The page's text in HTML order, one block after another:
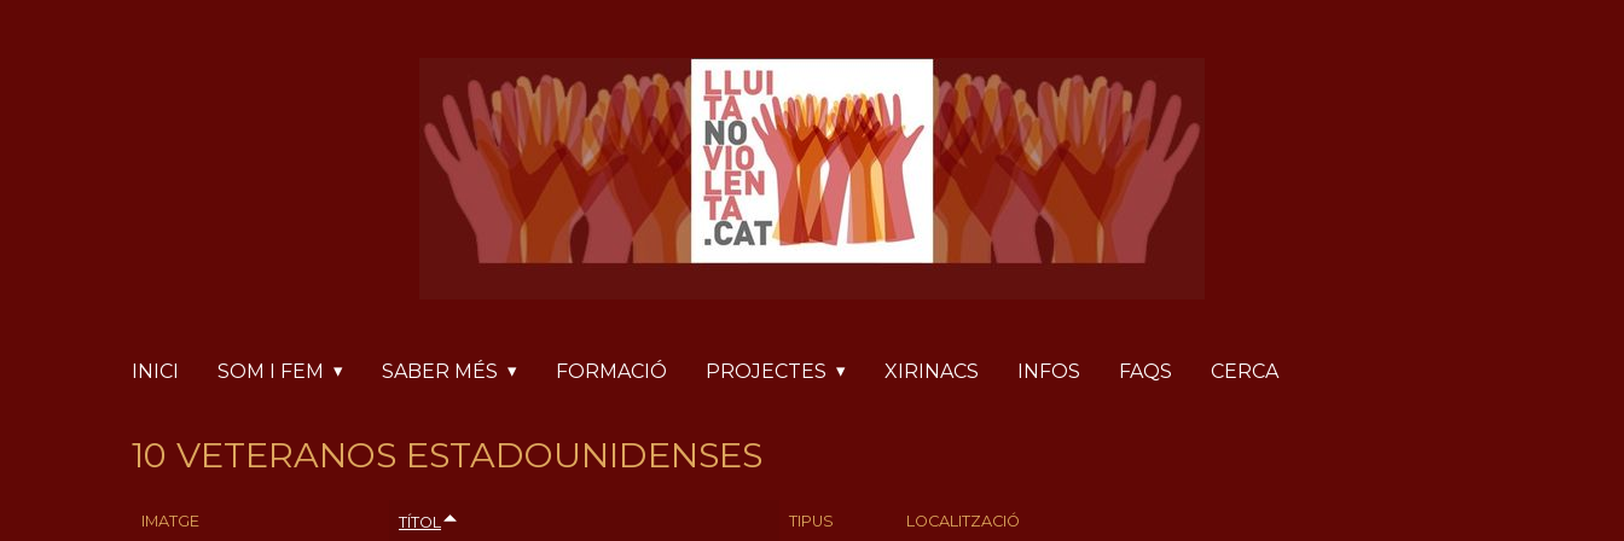
INICI SOM I FEM SABER MÉS FORMACIÓ PROJECTES XIRINACS INFOS FAQS CERCA
10 VETERANOS ESTADOUNIDENSES
IMATGE TÍTOL TIPUS LOCALITZACIÓ